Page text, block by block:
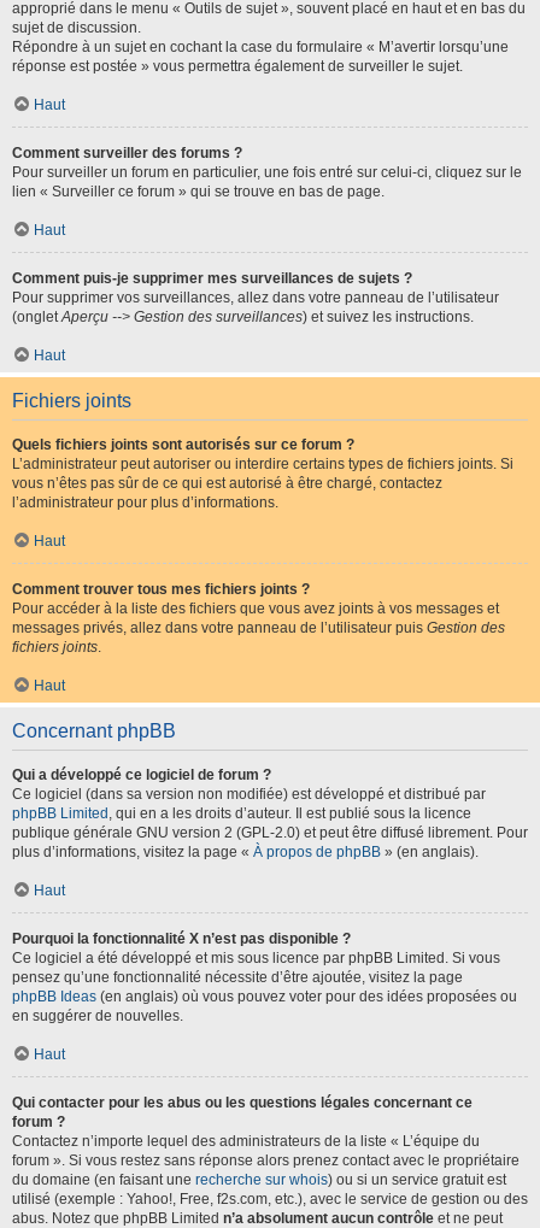
approprié dans le menu « Outils de sujet », souvent placé en haut et en bas du
sujet de discussion.
Répondre à un sujet en cochant la case du formulaire « M’avertir lorsqu’une
réponse est postée » vous permettra également de surveiller le sujet.
Haut
Comment surveiller des forums ?
Pour surveiller un forum en particulier, une fois entré sur celui-ci, cliquez sur le
lien « Surveiller ce forum » qui se trouve en bas de page.
Haut
Comment puis-je supprimer mes surveillances de sujets ?
Pour supprimer vos surveillances, allez dans votre panneau de l’utilisateur
(ongletAperçu --> Gestion des surveillances) et suivez les instructions.
Haut
Fichiers joints
Quels fichiers joints sont autorisés sur ce forum ?
L’administrateur peut autoriser ou interdire certains types de fichiers joints. Si
vous n’êtes pas sûr de ce qui est autorisé à être chargé, contactez
l’administrateur pour plus d’informations.
Haut
Comment trouver tous mes fichiers joints ?
Pour accéder à la liste des fichiers que vous avez joints à vos messages et
messages privés, allez dans votre panneau de l’utilisateur puis Gestion des
fichiers joints.
Haut
Concernant phpBB
Qui a développé ce logiciel de forum ?
Ce logiciel (dans sa version non modifiée) est développé et distribué par
phpBB Limited , qui en a les droits d’auteur. Il est publié sous la licence
publique générale GNU version 2 (GPL-2.0) et peut être diffusé librement. Pour
plus d’informations, visitez la page « À propos de phpBB » (en anglais).
Haut
Pourquoi la fonctionnalité X n’est pas disponible ?
Ce logiciel a été développé et mis sous licence par phpBB Limited. Si vous
pensez qu’une fonctionnalité nécessite d’être ajoutée, visitez la page
phpBB Ideas (en anglais) où vous pouvez voter pour des idées proposées ou
en suggérer de nouvelles.
Haut
Qui contacter pour les abus ou les questions légales concernant ce
forum ?
Contactez n’importe lequel des administrateurs de la liste « L’équipe du
forum ». Si vous restez sans réponse alors prenez contact avec le propriétaire
du domaine (en faisant une recherche sur whois) ou si un service gratuit est
utilisé (exemple : Yahoo!, Free, f2s.com, etc.), avec le service de gestion ou des
abus. Notez que phpBB Limited n’a absolument aucun contrôle et ne peut